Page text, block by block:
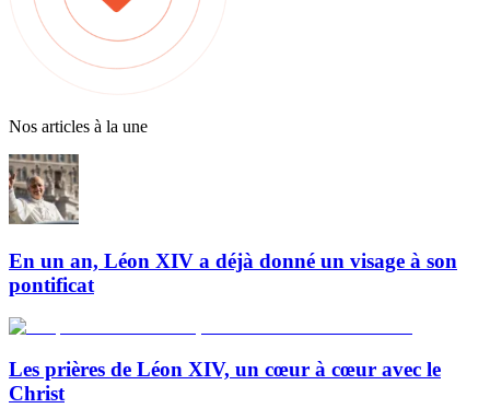
Nos articles à la une
En un an, Léon XIV a déjà donné un visage à son
pontificat
Les prières de Léon XIV, un cœur à cœur avec le
Christ